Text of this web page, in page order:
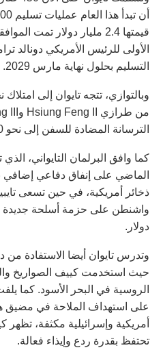
قيمتها 2.4 مليار دولار تمت
الأولى للرئيس الأمريكي دونالد
التسليم بحلول نهاية مارس 2029.
وبالتوازي، تتجه تايوان إلى
الترسانة المضادة للسفن إلى نحو 1850 صاروخا.
كما وافق البرلمان التايواني،
ذخائر أمريكية، في حين تسعى
دولار.
وتدرس تايوان أيضا الاستفادة
حيث استخدمت كييف الصواريخ
الروسية في البحر الأسود. كما
على استهداف الملاحة في مضيق
أمريكية وإسرائيلية مكثفة،
تحتفظ بقدرة ردع وإيذاء فعالة.